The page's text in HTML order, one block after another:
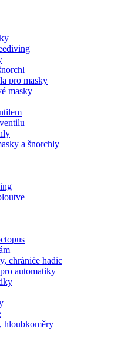
pro masky
masky
a šnorchly
chrániče hadic
automatiky
hloubkoměry